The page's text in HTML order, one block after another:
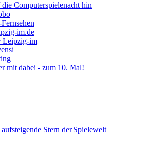
Computerspielenacht hin
im.de
Leipzig-im
mit dabei - zum 10. Mal!
Stern der Spielewelt